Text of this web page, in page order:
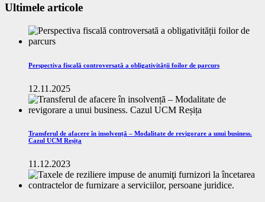
Ultimele articole
Perspectiva fiscală controversată a obligativității foilor de parcurs
12.11.2025
Transferul de afacere în insolvență – Modalitate de revigorare a unui business.
Cazul UCM Reșița
11.12.2023